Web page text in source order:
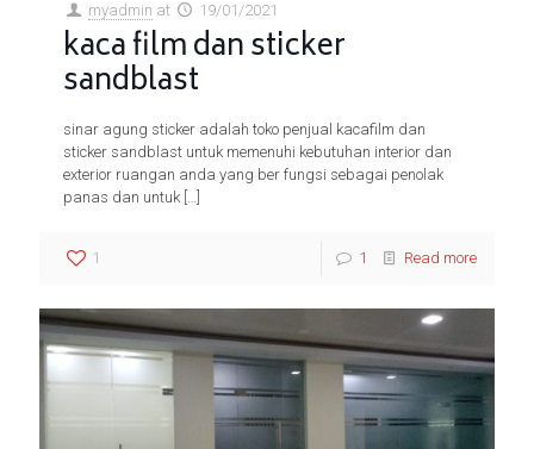
myadmin at 19/01/2021
kaca film dan sticker
sandblast
sinar agung sticker adalah toko penjual kacafilm dan
sticker sandblast untuk memenuhi kebutuhan interior dan
exterior ruangan anda yang ber fungsi sebagai penolak
panas dan untuk […]
1 1 Read more